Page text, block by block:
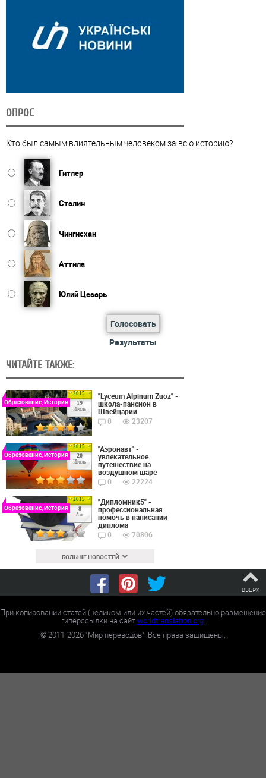
ОПРОС
Кто был самым влиятельным человеком за всю историю?
Гитлер
Сталин
Чингисхан
Аттила
Юлий Цезарь
Голосовать
Результаты
ЧИТАЙТЕ ТАКЖЕ:
2015
19
Июль
Образование, История
"Lyceum Alpinum Zuoz" -
школа-пансион в
Швейцарии
0
23207
2015
20
Июль
Образование, История
"Аэронавт" -
увлекательное
путешествие на
воздушном шаре
0
22224
2015
8
Авг
Образование, История
"Дипломник5" -
профессиональная
помочь в написании
диплома
0
70806
БОЛЬШЕ НОВОСТЕЙ
ВВЕРХ
При копировании статей (целиком или их частей) обязательно размещение
гиперссылки на сайтworldtranslation.org.
©2011-2026 "Мир переводов". Все права защищены.